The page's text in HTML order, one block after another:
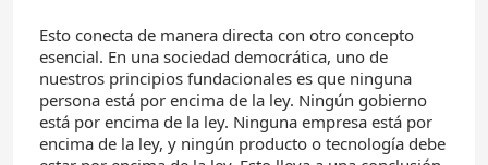
Esto conecta de manera directa con otro concepto
esencial. En una sociedad democrática, uno de
nuestros principios fundacionales es que ninguna
persona está por encima de la ley. Ningún gobierno
está por encima de la ley. Ninguna empresa está por
encima de la ley, y ningún producto o tecnología debe